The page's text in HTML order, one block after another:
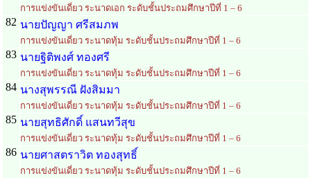
การแข่งขันเดี่ยว ระนาดเอก ระดับชั้นประถมศึกษาปีที่ 1 – 6
82 นายปัญญา ศรีสมภพ
การแข่งขันเดี่ยว ระนาดทุ้ม ระดับชั้นประถมศึกษาปีที่ 1 – 6
83 นายฐิติพงศ์ ทองศรี
การแข่งขันเดี่ยว ระนาดทุ้ม ระดับชั้นประถมศึกษาปีที่ 1 – 6
84 นางสุพรรณี ฝังสิมมา
การแข่งขันเดี่ยว ระนาดทุ้ม ระดับชั้นประถมศึกษาปีที่ 1 – 6
85 นายสุทธิศักดิ์ แสนทวีสุข
การแข่งขันเดี่ยว ระนาดทุ้ม ระดับชั้นประถมศึกษาปีที่ 1 – 6
86 นายศาสตราวิต ทองสุทธิ์
การแข่งขันเดี่ยว ระนาดทุ้ม ระดับชั้นประถมศึกษาปีที่ 1 – 6